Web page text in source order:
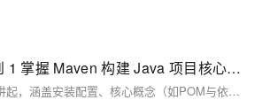
【JavaEE】从 0 到 1 掌握 Maven 构建 Java 项目核心技巧 解锁 Java 项目高效管理实用实例
本文从Maven基础概念讲起，涵盖安装配置、核心概念（如POM与依赖管理）及优化技巧。结合Java Web项目实例，演示如何用Maven构建和管理项目，解决常见问题，助你高效掌握这一强大工具，提升Java开发与项目管理能力。适合初学者及进阶开发者学习。资源链接：[点此获取](https://pan.quark.cn/s/14fcf913bae6)。